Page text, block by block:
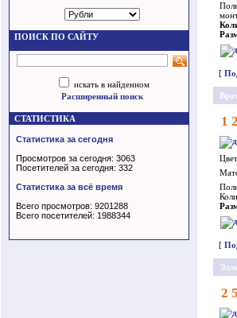
ПОИСК ПО САЙТУ
искать в найденном
Расширенный поиск
СТАТИСТИКА
Статистика за сегодня
Просмотров за сегодня: 3063
Посетителей за сегодня: 332
Статистика за всё время
Всего просмотров: 9201288
Всего посетителей: 1988344
[
1
[
2